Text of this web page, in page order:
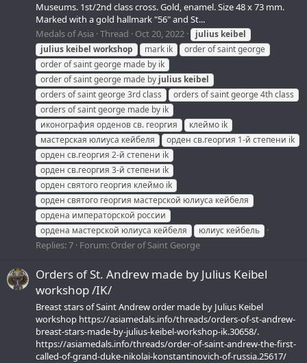
Museums. 1st/2nd class cross. Gold, enamel. Size 48 х 73 mm.
Marked with a gold hallmark "56" and St...
Medals of Asia Thread Oct 20, 2022 julius keibel
julius keibel workshop mark ik
order of saint george
order of saint george made by ik
order of saint george made by julius keibel
orders of saint george 3rd class
orders of saint george 4th class
orders of saint george made by ik
иконография орденов св. георгия
клеймо ik
мастерская юлиуса кейбеля
орден св.георгия 1-й степени ik
орден св.георгия 2-й степени ik
орден св.георгия 3-й степени ik
орден святого георгия клеймо ik
орден святого георгия мастерской юлиуса кейбеля
ордена императорской россии
ордена мастерской юлиуса кейбеля
юлиус кейбель
Replies: 7 Forum: Order of Saint George
Orders of St. Andrew made by Julius Keibel
workshop /IK/
Breast stars of Saint Andrew order made by Julius Keibel
workshop https://asiamedals.info/threads/orders-of-st-andrew-
breast-stars-made-by-julius-keibel-workshop-ik.30658/.
https://asiamedals.info/threads/order-of-saint-andrew-the-first-
called-of-grand-duke-nikolai-konstantinovich-of-russia.25617/